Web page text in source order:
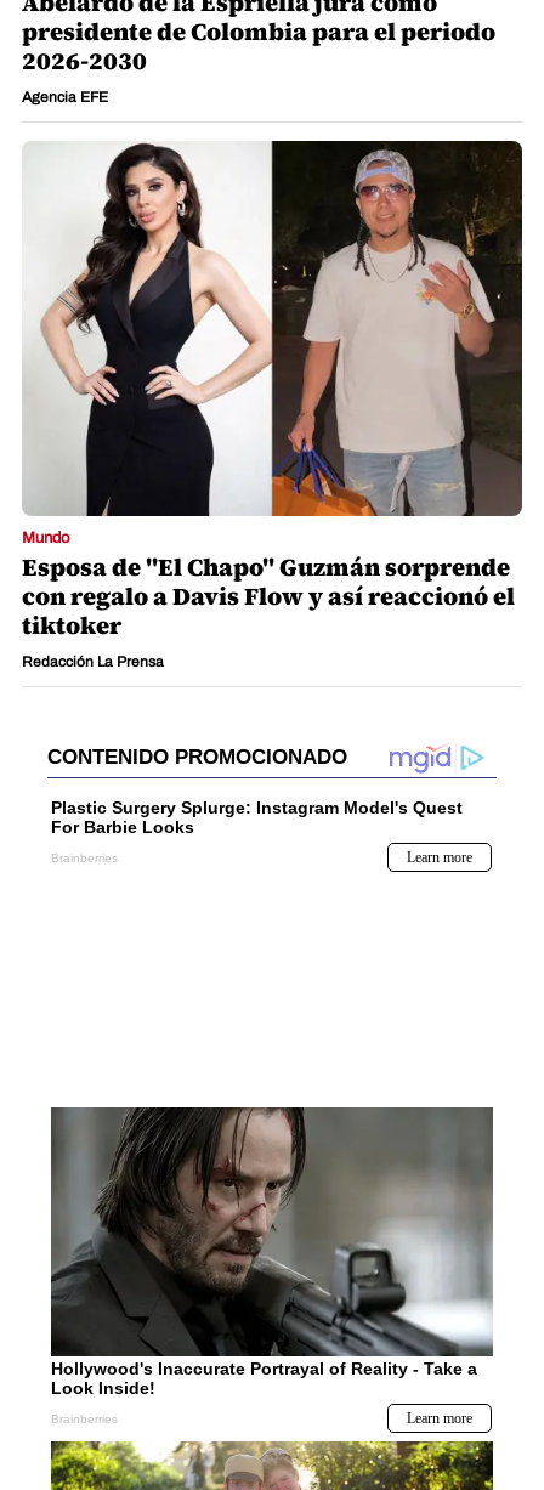
presidente de Colombia para el periodo
2026-2030
Agencia EFE
Mundo
Esposa de "El Chapo" Guzmán sorprende
con regalo a Davis Flow y así reaccionó el
tiktoker
Redacción La Prensa